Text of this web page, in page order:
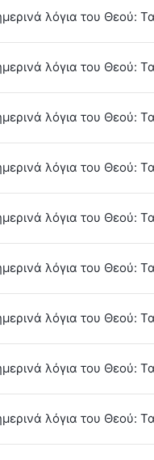
λόγια του Θεού:
λόγια του Θεού:
λόγια του Θεού:
λόγια του Θεού:
λόγια του Θεού:
λόγια του Θεού:
λόγια του Θεού:
λόγια του Θεού:
λόγια του Θεού: